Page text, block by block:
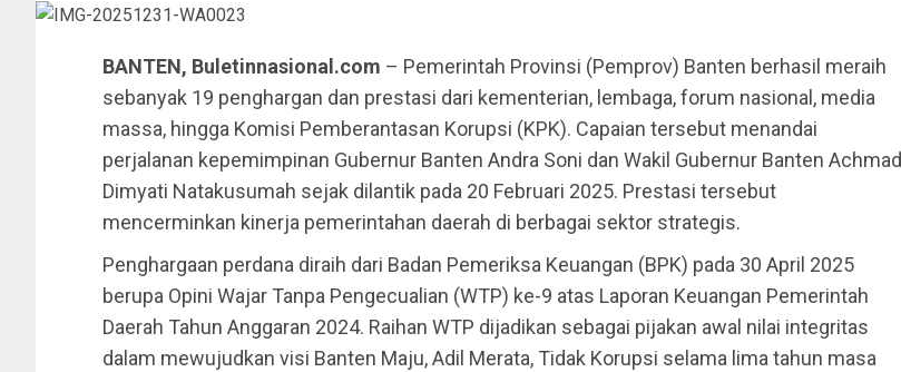
BANTEN, Buletinnasional.com – Pemerintah Provinsi (Pemprov) Banten berhasil meraih
sebanyak 19 penghargan dan prestasi dari kementerian, lembaga, forum nasional, media
massa, hingga Komisi Pemberantasan Korupsi (KPK). Capaian tersebut menandai
perjalanan kepemimpinan Gubernur Banten Andra Soni dan Wakil Gubernur Banten Achmad
Dimyati Natakusumah sejak dilantik pada 20 Februari 2025. Prestasi tersebut
mencerminkan kinerja pemerintahan daerah di berbagai sektor strategis.
Penghargaan perdana diraih dari Badan Pemeriksa Keuangan (BPK) pada 30 April 2025
berupa Opini Wajar Tanpa Pengecualian (WTP) ke-9 atas Laporan Keuangan Pemerintah
Daerah Tahun Anggaran 2024. Raihan WTP dijadikan sebagai pijakan awal nilai integritas
dalam mewujudkan visi Banten Maju, Adil Merata, Tidak Korupsi selama lima tahun masa